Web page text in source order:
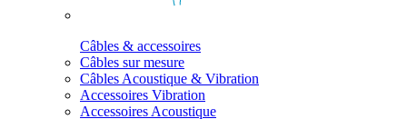
Câbles & accessoires
Câbles sur mesure
Câbles Acoustique & Vibration
Accessoires Vibration
Accessoires Acoustique